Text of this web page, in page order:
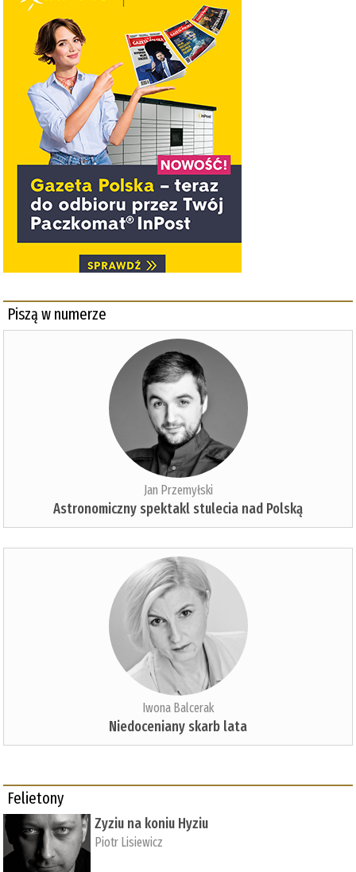
Piszą w numerze
Jan Przemyłski
Astronomiczny spektakl stulecia nad Polską
Iwona Balcerak
Niedoceniany skarb lata
Felietony
Zyziu na koniu Hyziu
Piotr Lisiewicz